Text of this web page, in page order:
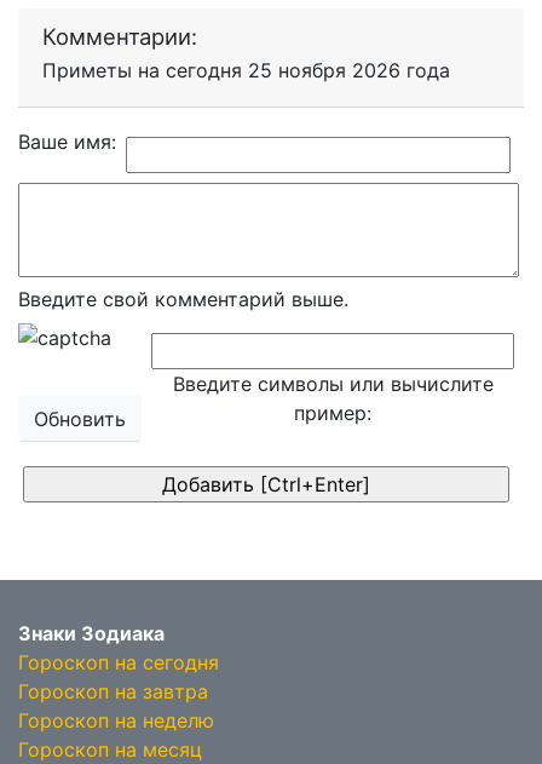
Комментарии:
Приметы на сегодня 25 ноября 2026 года
Ваше имя:
Введите свой комментарий выше.
Обновить
Введите символы или вычислите
пример:
Знаки Зодиака
Гороскоп на сегодня
Гороскоп на завтра
Гороскоп на неделю
Гороскоп на месяц